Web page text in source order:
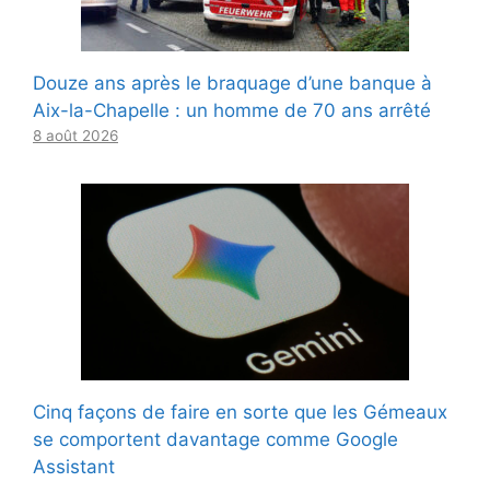
Douze ans après le braquage d’une banque à
Aix-la-Chapelle : un homme de 70 ans arrêté
8 août 2026
Cinq façons de faire en sorte que les Gémeaux
se comportent davantage comme Google
Assistant